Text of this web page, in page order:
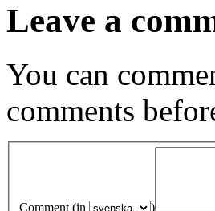
Leave a
You can
comments
Comment (in )